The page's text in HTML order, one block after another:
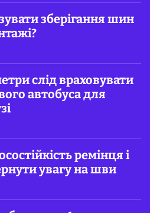
зберігання шин
слід враховувати
автобуса для
ремінця і
увагу на шви